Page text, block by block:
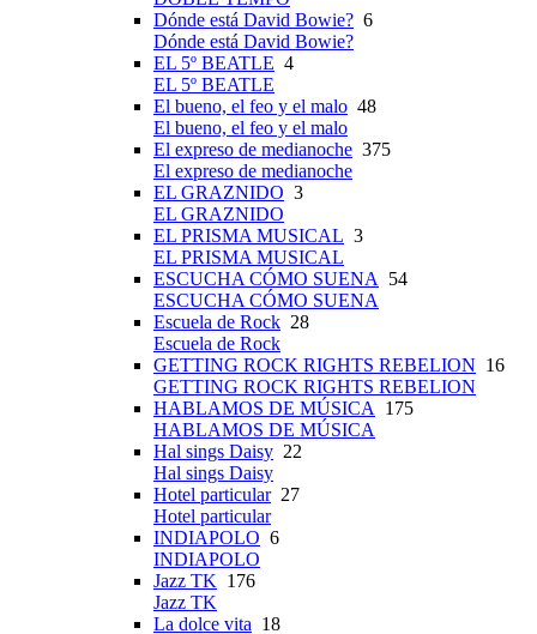
Dónde está David Bowie? 6
Dónde está David Bowie?
EL 5º BEATLE 4
EL 5º BEATLE
El bueno, el feo y el malo 48
El bueno, el feo y el malo
El expreso de medianoche 375
El expreso de medianoche
EL GRAZNIDO 3
EL GRAZNIDO
EL PRISMA MUSICAL 3
EL PRISMA MUSICAL
ESCUCHA CÓMO SUENA
54
ESCUCHA CÓMO SUENA
Escuela de Rock 28
Escuela de Rock
GETTING ROCK RIGHTS REBELION 16
GETTING ROCK RIGHTS REBELION
HABLAMOS DE MÚSICA
175
HABLAMOS DE MÚSICA
Hal sings Daisy 22
Hal sings Daisy
Hotel particular27
Hotel particular
INDIAPOLO 6
INDIAPOLO
Jazz TK 176
Jazz TK
La dolce vita 18